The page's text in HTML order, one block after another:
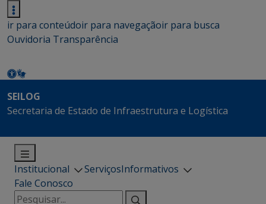
ir para conteúdoir para navegaçãoir para busca
Ouvidoria Transparência
SEILOG
Secretaria de Estado de Infraestrutura e Logística
Institucional ServiçosInformativos
Fale Conosco
Pesquisar